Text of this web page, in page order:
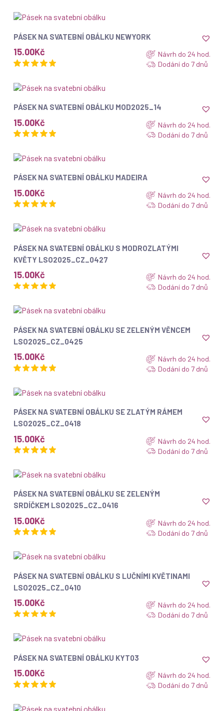
ZOBRAZIT
PÁSEK NA SVATEBNÍ OBÁLKU NEWYORK
15.00Kč
Návrh do 24 hod.
Dodání do 7 dnů
ZOBRAZIT
PÁSEK NA SVATEBNÍ OBÁLKU MOD2025_14
15.00Kč
Návrh do 24 hod.
Dodání do 7 dnů
ZOBRAZIT
PÁSEK NA SVATEBNÍ OBÁLKU MADEIRA
15.00Kč
Návrh do 24 hod.
Dodání do 7 dnů
ZOBRAZIT
PÁSEK NA SVATEBNÍ OBÁLKU S MODROZLATÝMI
KVĚTY LSO2025_CZ_0427
15.00Kč
Návrh do 24 hod.
Dodání do 7 dnů
ZOBRAZIT
PÁSEK NA SVATEBNÍ OBÁLKU SE ZELENÝM VĚNCEM
LSO2025_CZ_0425
15.00Kč
Návrh do 24 hod.
Dodání do 7 dnů
ZOBRAZIT
PÁSEK NA SVATEBNÍ OBÁLKU SE ZLATÝM RÁMEM
LSO2025_CZ_0418
15.00Kč
Návrh do 24 hod.
Dodání do 7 dnů
ZOBRAZIT
PÁSEK NA SVATEBNÍ OBÁLKU SE ZELENÝM
SRDÍČKEM LSO2025_CZ_0416
15.00Kč
Návrh do 24 hod.
Dodání do 7 dnů
ZOBRAZIT
PÁSEK NA SVATEBNÍ OBÁLKU S LUČNÍMI KVĚTINAMI
LSO2025_CZ_0410
15.00Kč
Návrh do 24 hod.
Dodání do 7 dnů
ZOBRAZIT
PÁSEK NA SVATEBNÍ OBÁLKU KYT03
15.00Kč
Návrh do 24 hod.
Dodání do 7 dnů